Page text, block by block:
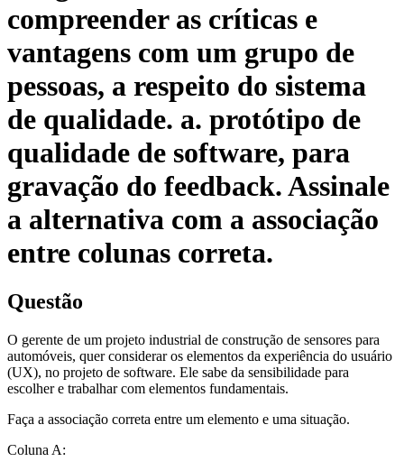
compreender as críticas e
vantagens com um grupo de
pessoas, a respeito do sistema
de qualidade. a. protótipo de
qualidade de software, para
gravação do feedback. Assinale
a alternativa com a associação
entre colunas correta.
Questão
O gerente de um projeto industrial de construção de sensores para
automóveis, quer considerar os elementos da experiência do usuário
(UX), no projeto de software. Ele sabe da sensibilidade para
escolher e trabalhar com elementos fundamentais.
Faça a associação correta entre um elemento e uma situação.
Coluna A: